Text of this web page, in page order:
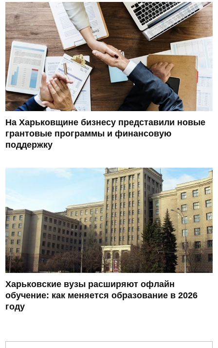
На Харьковщине бизнесу представили новые
грантовые программы и финансовую
поддержку
Харьковские вузы расширяют офлайн
обучение: как меняется образование в 2026
году